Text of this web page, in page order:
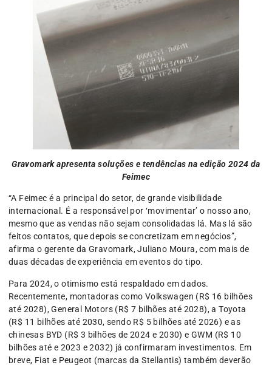
Gravomark apresenta soluções e tendências na edição 2024 da
Feimec
“A Feimec é a principal do setor, de grande visibilidade
internacional. É a responsável por ‘movimentar’ o nosso ano,
mesmo que as vendas não sejam consolidadas lá. Mas lá são
feitos contatos, que depois se concretizam em negócios”,
afirma o gerente da Gravomark, Juliano Moura, com mais de
duas décadas de experiência em eventos do tipo.
Para 2024, o otimismo está respaldado em dados.
Recentemente, montadoras como Volkswagen (R$ 16 bilhões
até 2028), General Motors (R$ 7 bilhões até 2028), a Toyota
(R$ 11 bilhões até 2030, sendo R$ 5 bilhões até 2026) e as
chinesas BYD (R$ 3 bilhões de 2024 e 2030) e GWM (R$ 10
bilhões até e 2023 e 2032) já confirmaram investimentos. Em
breve, Fiat e Peugeot (marcas da Stellantis) também deverão